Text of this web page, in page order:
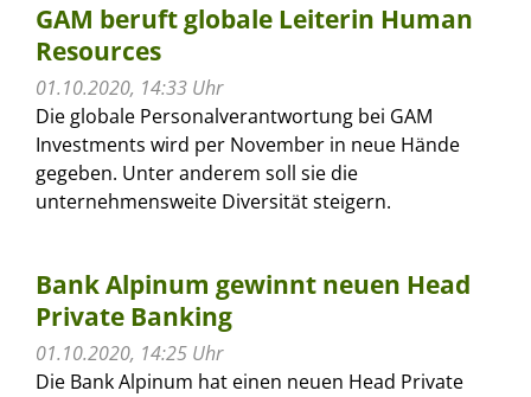
GAM beruft globale Leiterin Human
Resources
01.10.2020, 14:33 Uhr
Die globale Personalverantwortung bei GAM
Investments wird per November in neue Hände
gegeben. Unter anderem soll sie die
unternehmensweite Diversität steigern.
Bank Alpinum gewinnt neuen Head
Private Banking
01.10.2020, 14:25 Uhr
Die Bank Alpinum hat einen neuen Head Private